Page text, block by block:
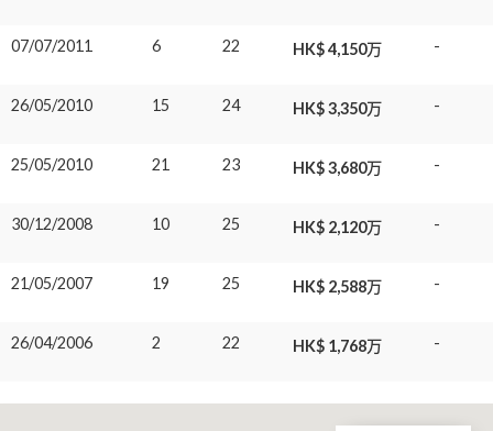
07/07/2011 6 22 HK$ 4,150万 -
26/05/2010 15 24 HK$ 3,350万 -
25/05/2010 21 23 HK$ 3,680万 -
30/12/2008 10 25 HK$ 2,120万 -
21/05/2007 19 25 HK$ 2,588万 -
26/04/2006 2 22 HK$ 1,768万 -